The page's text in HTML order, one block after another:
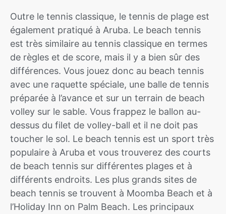
Outre le tennis classique, le tennis de plage est
également pratiqué à Aruba. Le beach tennis
est très similaire au tennis classique en termes
de règles et de score, mais il y a bien sûr des
différences. Vous jouez donc au beach tennis
avec une raquette spéciale, une balle de tennis
préparée à l’avance et sur un terrain de beach
volley sur le sable. Vous frappez le ballon au-
dessus du filet de volley-ball et il ne doit pas
toucher le sol. Le beach tennis est un sport très
populaire à Aruba et vous trouverez des courts
de beach tennis sur différentes plages et à
différents endroits. Les plus grands sites de
beach tennis se trouvent à Moomba Beach et à
l’Holiday Inn on Palm Beach. Les principaux